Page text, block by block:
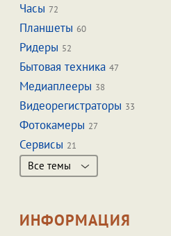
Часы 72
Планшеты 60
Ридеры 52
Бытовая техника 47
Медиаплееры 38
Видеорегистраторы 33
Фотокамеры 27
Сервисы 21
Все темы
ИНФОРМАЦИЯ